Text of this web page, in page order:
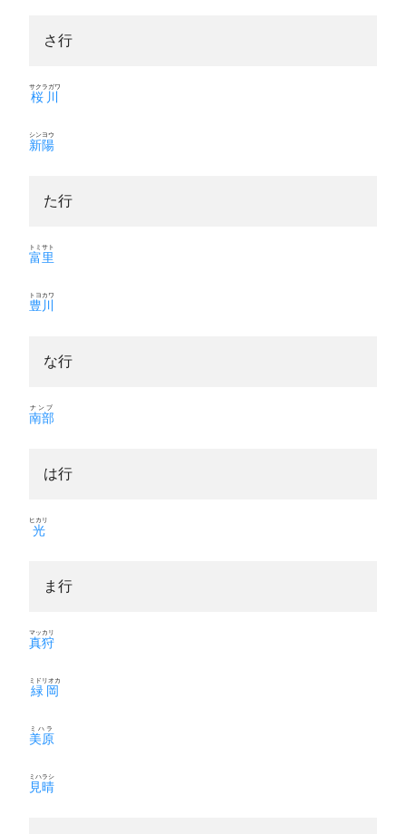
さ行
桜川
サクラガワ
新陽
シンヨウ
た行
富里
トミサト
豊川
トヨカワ
な行
南部
ナンブ
は行
光
ヒカリ
ま行
真狩
マッカリ
緑岡
ミドリオカ
美原
ミハラ
見晴
ミハラシ